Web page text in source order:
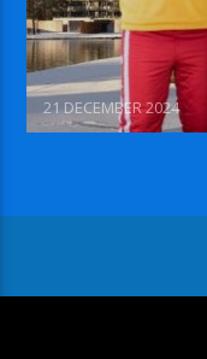
21 DECEMBER 2024